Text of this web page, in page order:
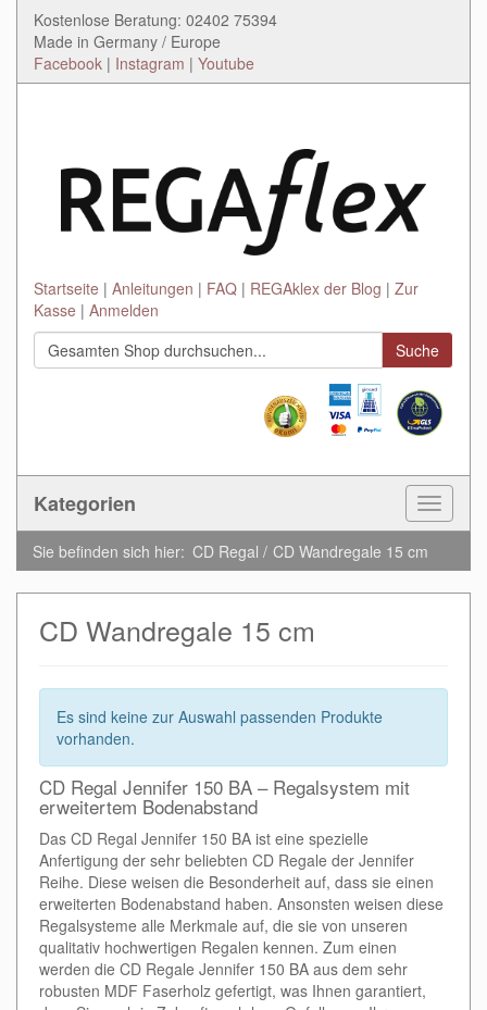
Kostenlose Beratung: 02402 75394
Made in Germany / Europe
Facebook | Instagram | Youtube
Startseite Anleitungen FAQ REGAklex der Blog
Zur
Kasse
Anmelden
Suche
Kategorien
Toggle
Sie befinden sich hier: CD Regal CD Wandregale 15 cm
CD Wandregale 15 cm
Es sind keine zur Auswahl passenden Produkte
vorhanden.
CD Regal Jennifer 150 BA – Regalsystem mit
erweitertem Bodenabstand
Das CD Regal Jennifer 150 BA ist eine spezielle
Anfertigung der sehr beliebten CD Regale der Jennifer
Reihe. Diese weisen die Besonderheit auf, dass sie einen
erweiterten Bodenabstand haben. Ansonsten weisen diese
Regalsysteme alle Merkmale auf, die sie von unseren
qualitativ hochwertigen Regalen kennen. Zum einen
werden die CD Regale Jennifer 150 BA aus dem sehr
robusten MDF Faserholz gefertigt, was Ihnen garantiert,